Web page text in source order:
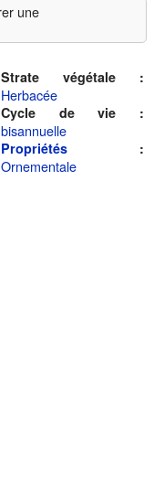
une
Strate végétale :
Herbacée
Cycle de vie :
bisannuelle
Propriétés :
Ornementale